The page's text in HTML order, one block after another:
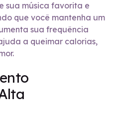
sua música favorita e
que você mantenha um
sua frequência
a queimar calorias,